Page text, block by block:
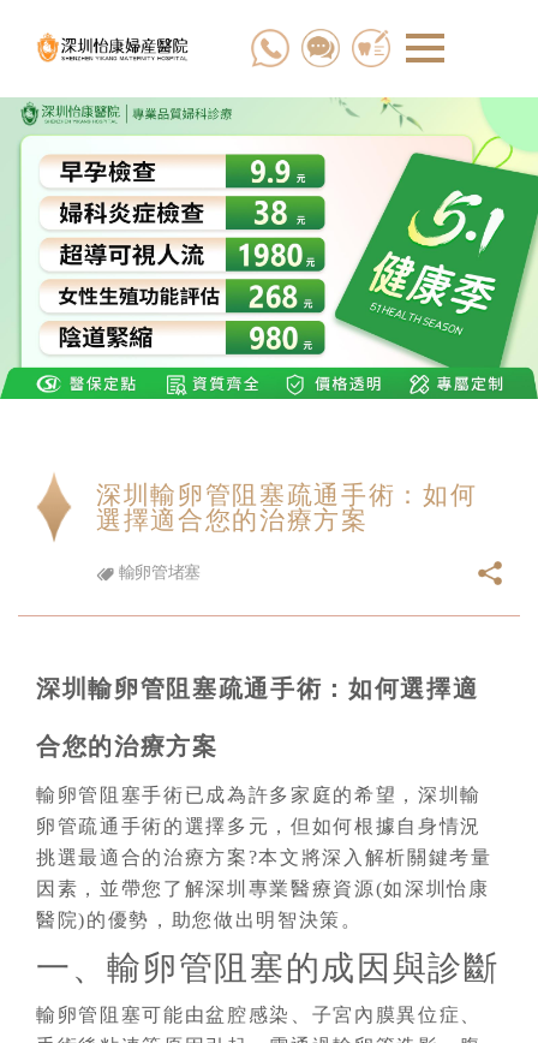
深圳輸卵管阻塞疏通手術：如何
選擇適合您的治療方案
輸卵管堵塞
深圳輸卵管阻塞疏通手術：如何選擇適
合您的治療方案
輸卵管阻塞手術已成為許多家庭的希望，深圳輸
卵管疏通手術的選擇多元，但如何根據自身情況
挑選最適合的治療方案?本文將深入解析關鍵考量
因素，並帶您了解深圳專業醫療資源(如深圳怡康
醫院)的優勢，助您做出明智決策。
一、輸卵管阻塞的成因與診斷
輸卵管阻塞可能由盆腔感染、子宮內膜異位症、